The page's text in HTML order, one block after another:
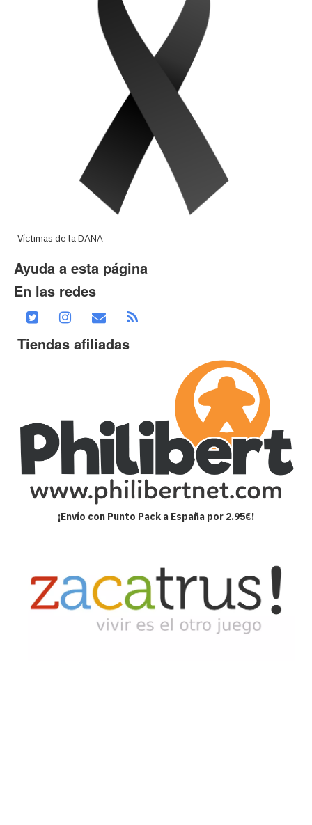
Víctimas de la DANA
Ayuda a esta página
En las redes
Tiendas afiliadas
¡Envío con Punto Pack a España por 2.95€!